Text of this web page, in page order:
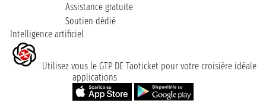
Assistance gratuite
Soutien dédié
Intelligence artificiel
Utilisez vous le GTP DE Taoticket pour votre croisière idéale
applications